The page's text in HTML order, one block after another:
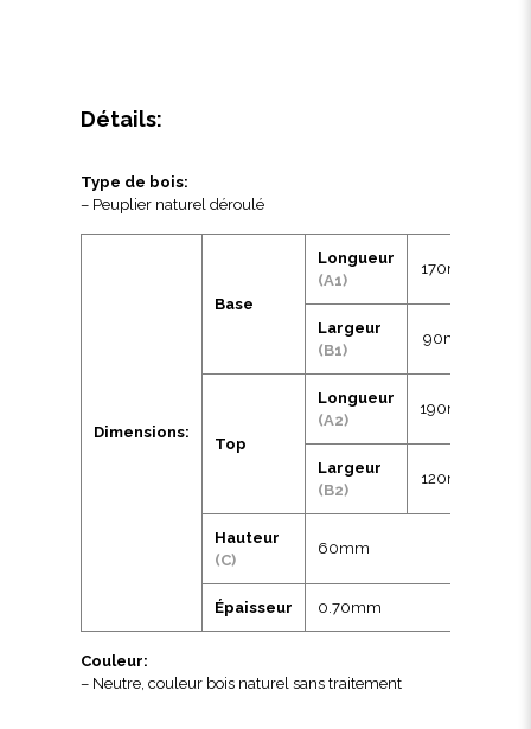
Détails:
Type de bois:
– Peuplier naturel déroulé
Dimensions:
Base
Longueur
(A1)
170mm
Largeur
(B1)
90mm
Top
Longueur
(A2)
190mm
Largeur
(B2)
120mm
Hauteur
(C)
60mm
Épaisseur 0.70mm
Couleur:
– Neutre, couleur bois naturel sans traitement